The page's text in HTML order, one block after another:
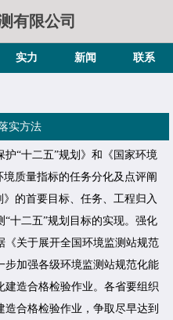
有限公司
实力 新闻 联系
实方法
护“十二五”规划》和《国家环境
质量指标的任务分化及点评阐
的首要目标、任务、工程归入
十二五”规划目标的实现。强化
《关于展开全国环境监测站规范
步加强各级环境监测站规范化能
建造合格检验作业。各省要组织
合格检验作业，争取尽早达到